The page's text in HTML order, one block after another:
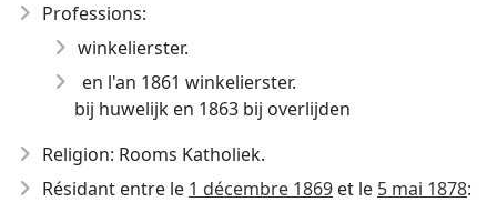
Professions:
winkelierster.
en l'an 1861 winkelierster.
bij huwelijk en 1863 bij overlijden
Religion: Rooms Katholiek.
Résidant entre le 1 décembre 1869 et le 5 mai 1878: